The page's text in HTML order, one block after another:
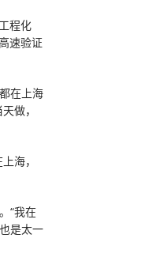
程化
速验证
在上海
做，
海，
“我在
是太一